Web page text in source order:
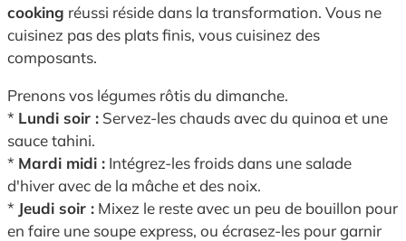
cooking réussi réside dans la transformation. Vous ne
cuisinez pas des plats finis, vous cuisinez des
composants.
Prenons vos légumes rôtis du dimanche.
* Lundi soir : Servez-les chauds avec du quinoa et une
sauce tahini.
* Mardi midi : Intégrez-les froids dans une salade
d'hiver avec de la mâche et des noix.
* Jeudi soir : Mixez le reste avec un peu de bouillon pour
en faire une soupe express, ou écrasez-les pour garnir